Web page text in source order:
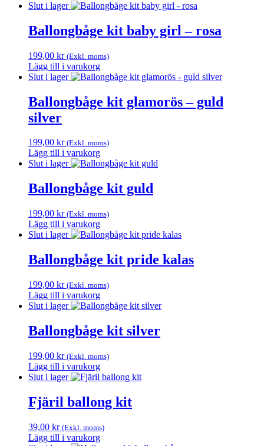
Slut i lager
Ballongbåge kit baby girl – rosa
199,00 kr (Exkl. moms)
Lägg till i varukorg
Slut i lager
Ballongbåge kit glamorös – guld
silver
199,00 kr (Exkl. moms)
Lägg till i varukorg
Slut i lager
Ballongbåge kit guld
199,00 kr (Exkl. moms)
Lägg till i varukorg
Slut i lager
Ballongbåge kit pride kalas
199,00 kr (Exkl. moms)
Lägg till i varukorg
Slut i lager
Ballongbåge kit silver
199,00 kr (Exkl. moms)
Lägg till i varukorg
Slut i lager
Fjäril ballong kit
39,00 kr (Exkl. moms)
Lägg till i varukorg